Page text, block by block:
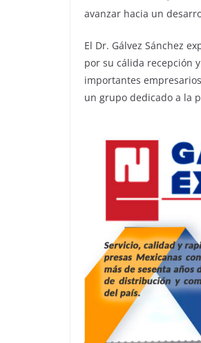
avanzar hacia un
El Dr. Gálvez Sánchez
por su cálida recepción
importantes
un grupo dedicado a la